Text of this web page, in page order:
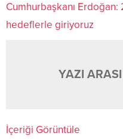
Cumhurbaşkanı
hedeflerle giriyoruz
YAZI
İçeriği Görüntüle